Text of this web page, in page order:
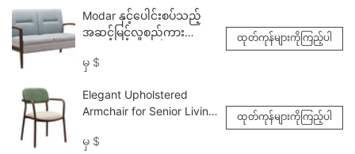
YW5739 Yumeya
Modar နှင့်ပေါင်းစပ်သည့်
အဆင့်မြင့်လူစည်ကား
Gray နှစ်ဆဆိုဖာ YSF1125
မှ $
ထုတ်ကုန်များကိုကြည့်ပါ
Elegant Upholstered
Armchair for Senior Living
YW5780 Yumeya
မှ $
ထုတ်ကုန်များကိုကြည့်ပါ